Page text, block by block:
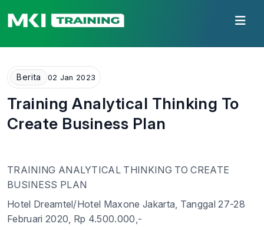
Berita 02 Jan 2023
Training Analytical Thinking To
Create Business Plan
TRAINING ANALYTICAL THINKING TO CREATE
BUSINESS PLAN
Hotel Dreamtel/Hotel Maxone Jakarta, Tanggal 27-28
Februari 2020, Rp 4.500.000,-